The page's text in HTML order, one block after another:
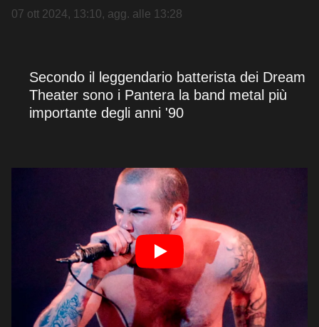
07 ott 2024, 13:10, agg. alle 13:28
Secondo il leggendario batterista dei Dream
Theater sono i Pantera la band metal più
importante degli anni '90